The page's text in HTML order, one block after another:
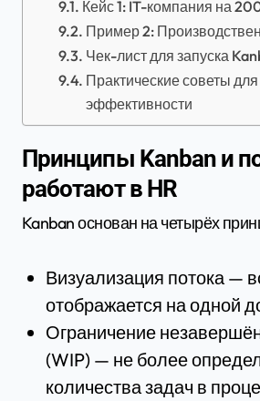
Кейс 1: IT-компания на
Пример 2:
Чек-лист для запуска
Практические советы
эффективности
Принципы Kanban и
работают в HR
Kanban основан на четырёх
Визуализация потока —
отображается на одной
Ограничение
(WIP) — не более
количества задач в